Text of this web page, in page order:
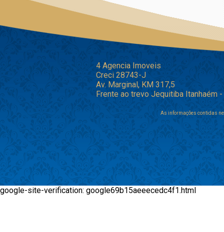
4 Agencia Imoveis
Creci 28743-J
Av. Marginal, KM 317,5
Frente ao trevo Jequitiba Itanhaém
As informações contidas
google-site-verification: google69b15aeeecedc4f1.html